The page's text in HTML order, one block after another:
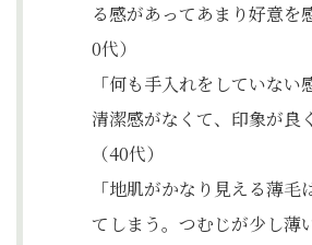
る感があってあまり好意を
0代）
「何も手入れをしていない
清潔感がなくて、印象が良
（40代）
「​​地肌がかなり見える薄毛
てしまう。つむじが少し薄